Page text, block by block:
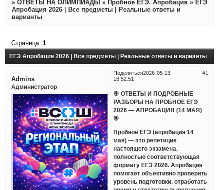
» ОТВЕТЫ НА ОЛИМПИАДЫ » Пробное ЕГЭ. Апробация » ЕГЭ
Апробация 2026 | Все предметы | Реальные ответы и
варианты
ЕГЭ Апробация 2026 | Все предметы | Реальные ответы и варианты
Страница: 1
Поделиться 1
2026-05-13
16:52:51
Admins
Администратор
🎯 ОТВЕТЫ И ПОДРОБНЫЕ
РАЗБОРЫ НА ПРОБНОЕ ЕГЭ
2026 — АПРОБАЦИЯ (14 МАЯ)
🎯
Пробное ЕГЭ (апробация 14
мая) — это репетиция
настоящего экзамена,
полностью соответствующая
формату ЕГЭ 2026. Апробация
помогает объективно проверить
уровень подготовки, отработать